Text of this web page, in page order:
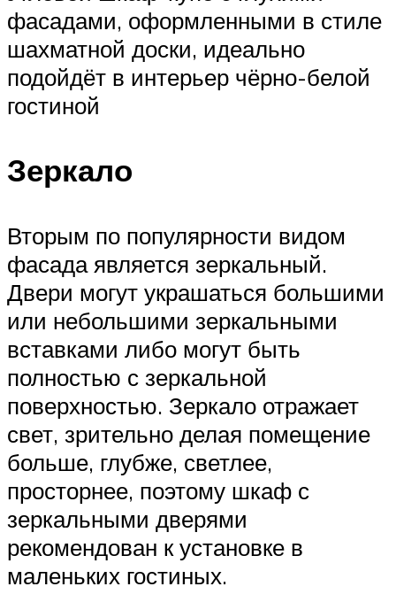
фасадами, оформленными в стиле
шахматной доски, идеально
подойдёт в интерьер чёрно-белой
гостиной
Зеркало
Вторым по популярности видом
фасада является зеркальный.
Двери могут украшаться большими
или небольшими зеркальными
вставками либо могут быть
полностью с зеркальной
поверхностью. Зеркало отражает
свет, зрительно делая помещение
больше, глубже, светлее,
просторнее, поэтому шкаф с
зеркальными дверями
рекомендован к установке в
маленьких гостиных.